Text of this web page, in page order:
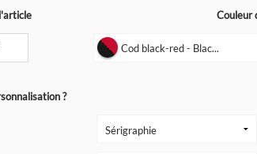
Couleur
Cod black-red - Blac...
?